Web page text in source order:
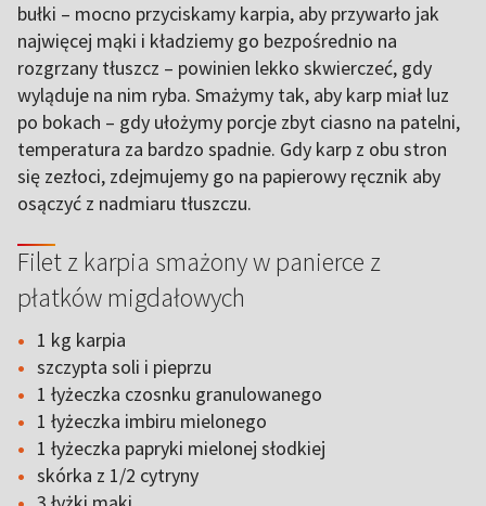
bułki – mocno przyciskamy karpia, aby przywarło jak
najwięcej mąki i kładziemy go bezpośrednio na
rozgrzany tłuszcz – powinien lekko skwierczeć, gdy
wyląduje na nim ryba. Smażymy tak, aby karp miał luz
po bokach – gdy ułożymy porcje zbyt ciasno na patelni,
temperatura za bardzo spadnie. Gdy karp z obu stron
się zezłoci, zdejmujemy go na papierowy ręcznik aby
osączyć z nadmiaru tłuszczu.
Filet z karpia smażony w panierce z
płatków migdałowych
1 kg karpia
szczypta soli i pieprzu
1 łyżeczka czosnku granulowanego
1 łyżeczka imbiru mielonego
1 łyżeczka papryki mielonej słodkiej
skórka z 1/2 cytryny